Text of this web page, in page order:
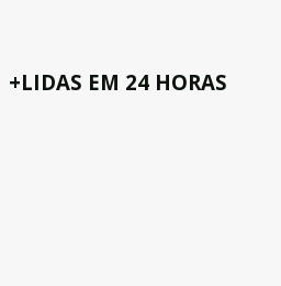
+LIDAS EM 24 HORAS